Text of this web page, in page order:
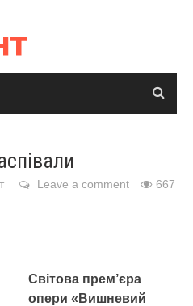
Leave a comment 667
Світова прем’єра
опери «Вишневий